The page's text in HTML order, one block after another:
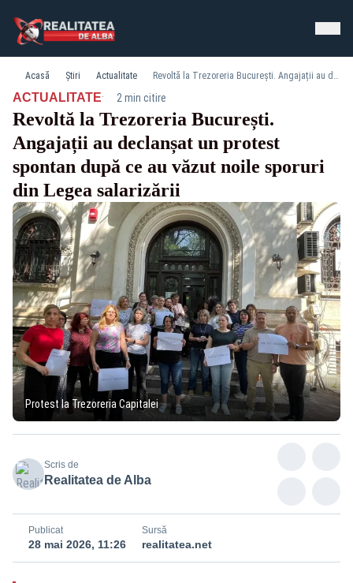
Acasă Știri Actualitate Revoltă la Trezoreria București. Angajații au declanșat un protest spontan după ce au văzut noile sporuri din Legea salarizării
ACTUALITATE· 2 min citire
Revoltă la Trezoreria București.
Angajații au declanșat un protest
spontan după ce au văzut noile sporuri
din Legea salarizării
Protest la Trezoreria Capitalei
Scris de
Realitatea de Alba
Publicat
28 mai 2026, 11:26
Sursă
realitatea.net